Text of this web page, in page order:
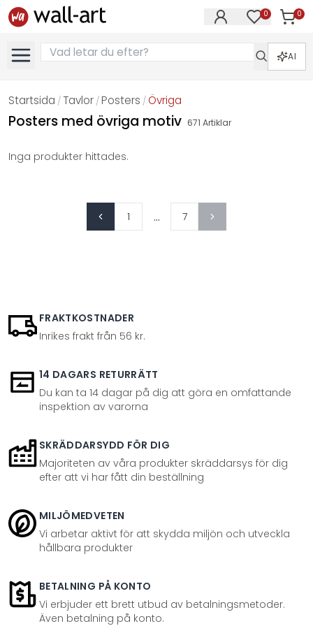
0 0
AI
Startsida / Tavlor / Posters / Övriga
Posters med övriga motiv 671 Artiklar
Inga produkter hittades.
1 ... 7
FRAKTKOSTNADER
Inrikes frakt från 56 kr.
14 DAGARS RETURRÄTT
Du kan ta 14 dagar på dig att göra en omfattande
inspektion av varorna
SKRÄDDARSYDD FÖR DIG
Majoriteten av våra produkter skräddarsys för dig
efter att vi har fått din beställning
MILJÖMEDVETEN
Vi arbetar aktivt för att skydda miljön och utveckla
hållbara produkter
BETALNING PÅ KONTO
Vi erbjuder ett brett utbud av betalningsmetoder.
Även betalning på konto.